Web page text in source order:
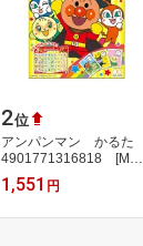
2位
アンパンマン かるた
4901771316818 [M便
1/1]
1,551 円